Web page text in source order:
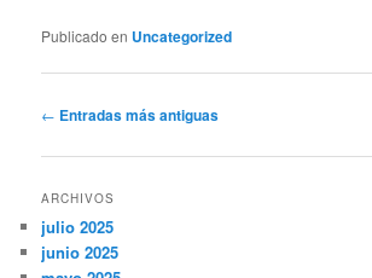
Publicado en Uncategorized
Navegación
entradas
← Entradas más antiguas
ARCHIVOS
julio 2025
junio 2025